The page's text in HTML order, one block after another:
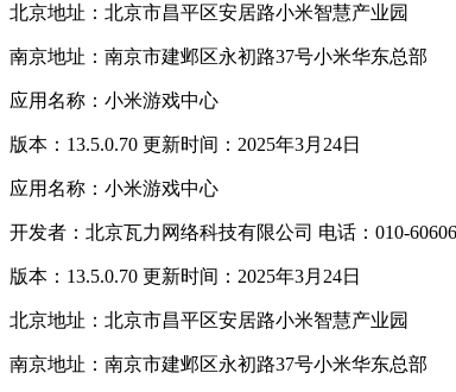
北京地址：北京市昌平区安居路小米智慧产业园
南京地址：南京市建邺区永初路37号小米华东总部
应用名称：小米游戏中心
版本：13.5.0.70 更新时间：2025年3月24日
应用名称：小米游戏中心
开发者：北京瓦力网络科技有限公司 电话：010-
版本：13.5.0.70 更新时间：2025年3月24日
北京地址：北京市昌平区安居路小米智慧产业园
南京地址：南京市建邺区永初路37号小米华东总部